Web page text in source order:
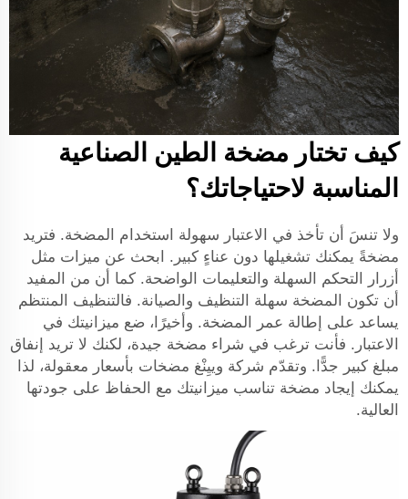
كيف تختار مضخة الطين الصناعية
المناسبة لاحتياجاتك؟
ولا تنسَ أن تأخذ في الاعتبار سهولة استخدام المضخة. فتريد
مضخةً يمكنك تشغيلها دون عناءٍ كبير. ابحث عن ميزات مثل
أزرار التحكم السهلة والتعليمات الواضحة. كما أن من المفيد
أن تكون المضخة سهلة التنظيف والصيانة. فالتنظيف المنتظم
يساعد على إطالة عمر المضخة. وأخيرًا، ضع ميزانيتك في
الاعتبار. فأنت ترغب في شراء مضخة جيدة، لكنك لا تريد إنفاق
مبلغ كبير جدًّا. وتقدّم شركة وييِنْغ مضخات بأسعار معقولة، لذا
يمكنك إيجاد مضخة تناسب ميزانيتك مع الحفاظ على جودتها
العالية.